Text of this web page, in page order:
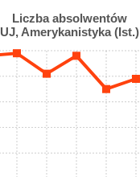
Liczba absolwentów
UJ, Amerykanistyka (Ist.)